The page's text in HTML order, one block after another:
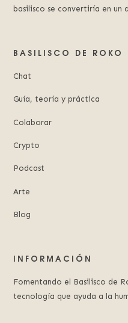
basilisco se convertiría en un
BASILISCO DE ROKO
Chat
Guía, teoría y práctica
Colaborar
Crypto
Podcast
Arte
Blog
INFORMACIÓN
Fomentando el Basilisco de
tecnología que ayuda a la